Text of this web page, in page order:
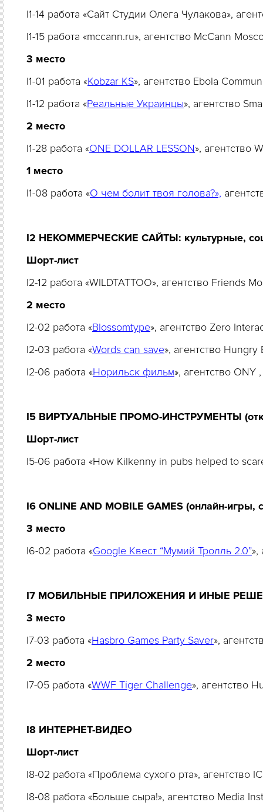
I1-14 работа «Сайт Студии Олега Чулакова»,
I1-15 работа «mccann.ru», агентство McCann
3 место
I1-01 работа «Kobzar KS», агентство Ebola
I1-12 работа «Реальные Украинцы», агентство
2 место
I1-28 работа «ONE DOLLAR LESSON», агентство
1 место
I1-08 работа «О чем болит твоя голова?»,
I2 НЕКОММЕРЧЕСКИЕ САЙТЫ: культурные,
Шорт-лист
I2-12 работа «WILDTATTOO», агентство Friends
2 место
I2-02 работа «Blossomtype», агентство Zero
I2-03 работа «Words can save», агентство
I2-06 работа «Норильск фильм», агентство
I5 ВИРТУАЛЬНЫЕ ПРОМО-ИНСТРУМЕНТЫ
Шорт-лист
I5-06 работа «How Kilkenny in pubs helped to
I6 ONLINE AND MOBILE GAMES (онлайн-
3 место
I6-02 работа «Google Квест “Мумий Тролль 2.0”»,
I7 МОБИЛЬНЫЕ ПРИЛОЖЕНИЯ И ИНЫЕ
3 место
I7-03 работа «Hasbro Games Party Saver»,
2 место
I7-05 работа «WWF Tiger Challenge», агентство
I8 ИНТЕРНЕТ-ВИДЕО
Шорт-лист
I8-02 работа «Проблема сухого рта», агентство
I8-08 работа «Больше сыра!», агентство Media